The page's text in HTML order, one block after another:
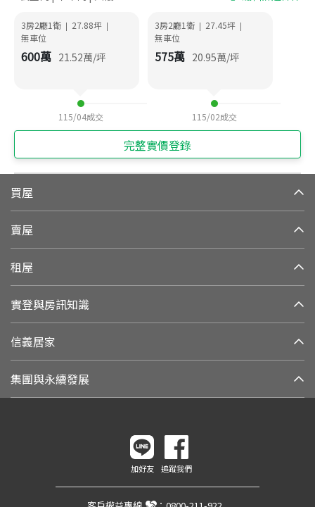
3房2廳1衛 | 27.88坪 |
無車位
600萬 21.52萬/坪
115/04成交
3房2廳1衛 | 27.45坪 |
無車位
575萬 20.95萬/坪
115/02成交
完整實價登錄
買屋
賣屋
租屋
實登與房訊知識
信義居家
集團與永續發展
加好友 追蹤我們